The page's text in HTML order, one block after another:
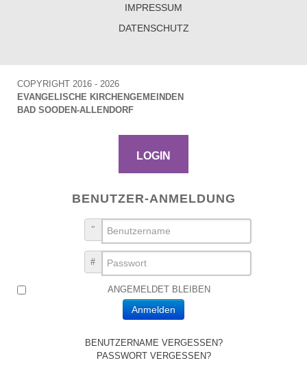
IMPRESSUM
DATENSCHUTZ
COPYRIGHT 2016 - 2026
EVANGELISCHE KIRCHENGEMEINDEN
BAD SOODEN-ALLENDORF
LOGIN
BENUTZER-ANMELDUNG
BENUTZERNAME
PASSWORT
ANGEMELDET BLEIBEN
Anmelden
BENUTZERNAME VERGESSEN?
PASSWORT VERGESSEN?